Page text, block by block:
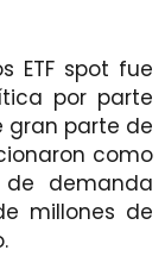
ETF spot fue
por parte
gran parte de
como
demanda
millones de